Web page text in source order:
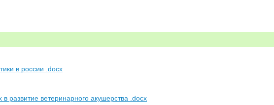
в россии .docx
развитие ветеринарного акушерства .docx